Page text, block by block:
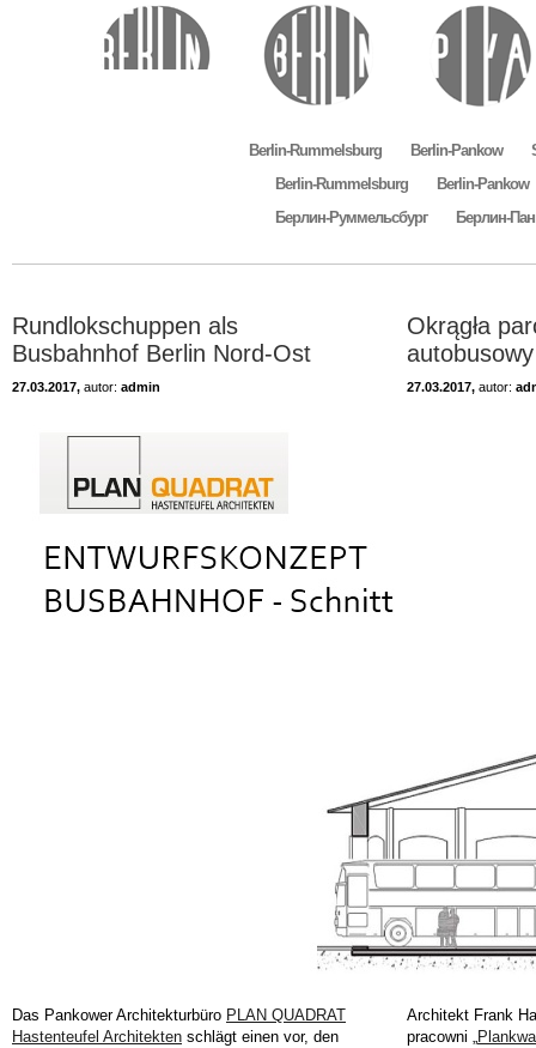
Berlin-Rummelsburg Berlin-Pankow
Berlin-Rummelsburg
Berlin-Pankow
Берлин-Руммельсбург
Берлин-
Rundlokschuppen als
Busbahnhof Berlin Nord-Ost
27.03.2017, autor: admin
Das Pankower Architekturbüro PLAN QUADRAT
Hastenteufel Architekten schlägt einen vor, den
Okrągła
27.03.2017, autor:
Architekt Frank
pracowni „